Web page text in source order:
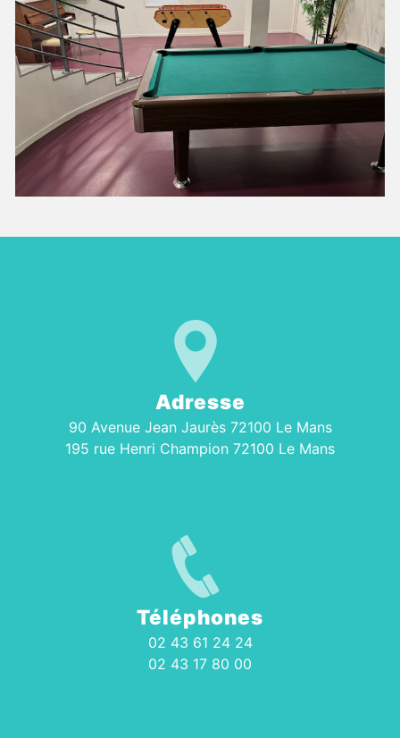
Adresse
90 Avenue Jean Jaurès 72100 Le Mans
195 rue Henri Champion 72100 Le Mans
Téléphones
02 43 61 24 24
02 43 17 80 00